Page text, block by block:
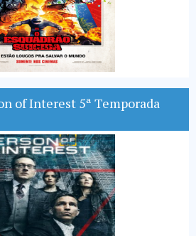
of Interest 5ª Temporada